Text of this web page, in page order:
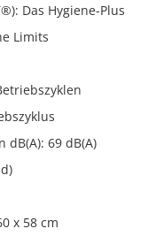
Das Hygiene-Plus
Limits
69 dB(A)
x 58 cm